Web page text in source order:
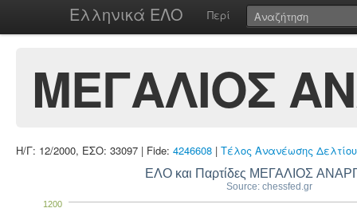
Ελληνικά ΕΛΟ Περί
ΜΕΓΑΛΙΟΣ
Η/Γ: 12/2000, ΕΣΟ: 33097 | Fide: 4246608 | Τέλος Ανανέωσης Δελτίου
ΕΛΟ και Παρτίδες ΜΕΓΑΛΙΟΣ
Source: chessfed.gr
1200